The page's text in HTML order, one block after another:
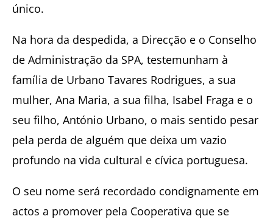
único.
Na hora da despedida, a Direcção e o Conselho
de Administração da SPA, testemunham à
família de Urbano Tavares Rodrigues, a sua
mulher, Ana Maria, a sua filha, Isabel Fraga e o
seu filho, António Urbano, o mais sentido pesar
pela perda de alguém que deixa um vazio
profundo na vida cultural e cívica portuguesa.
O seu nome será recordado condignamente em
actos a promover pela Cooperativa que se